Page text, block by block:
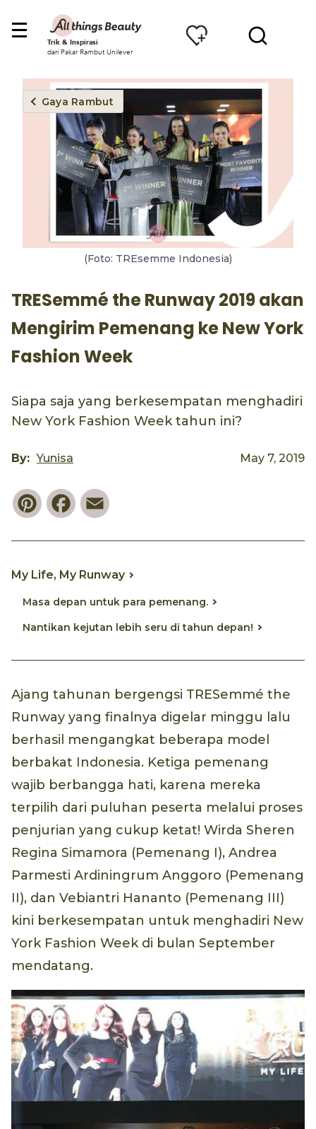
Trik & Inspirasi
dari Pakar Rambut Unilever
Gaya Rambut
(Foto: TREsemme Indonesia)
TRESemmé the Runway 2019 akan
Mengirim Pemenang ke New York
Fashion Week
Siapa saja yang berkesempatan menghadiri
New York Fashion Week tahun ini?
By: Yunisa May 7, 2019
PinterestFacebook
My Life, My Runway
Masa depan untuk para pemenang.
Nantikan kejutan lebih seru di tahun depan!
Ajang tahunan bergengsi TRESemmé the
Runway yang finalnya digelar minggu lalu
berhasil mengangkat beberapa model
berbakat Indonesia. Ketiga pemenang
wajib berbangga hati, karena mereka
terpilih dari puluhan peserta melalui proses
penjurian yang cukup ketat! Wirda Sheren
Regina Simamora (Pemenang I), Andrea
Parmesti Ardiningrum Anggoro (Pemenang
II), dan Vebiantri Hananto (Pemenang III)
kini berkesempatan untuk menghadiri New
York Fashion Week di bulan September
mendatang.